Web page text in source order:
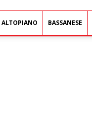
ALTOPIANO BASSANESE